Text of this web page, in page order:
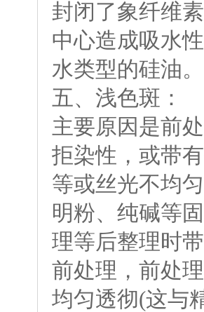
封闭了象纤维
中心造成吸水
水类型的硅油。
五、浅色斑：
主要原因是前
拒染性，或带
等或丝光不均
明粉、纯碱等
理等后整理时
前处理，前处
均匀透彻(这与